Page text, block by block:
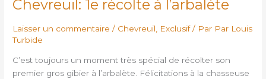
Chevreuil: 1e récolte à l’arbalète
Laisser un commentaire / Chevreuil Exclusif/ Par Par Louis
Turbide
C’est toujours un moment très spécial de récolter son
premier gros gibier à l’arbalète. Félicitations à la chasseuse
récolte
l’arbalète